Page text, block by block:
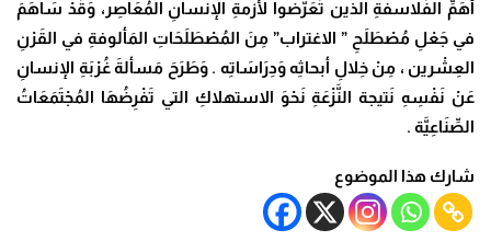
أهَمِّ الفَلاسفةِ الذين تَعَرَّضوا لأزمةِ الإنسانِ المُعَاصِر، وَقَدْ سَاهَمَ
في جَعْلِ مُصْطَلَحِ ” الاغتراب” مِنَ المُصْطَلَحَاتِ المَألوفةِ في القَرْنِ
العِشْرين ، مِنْ خِلالِ أبحاثِه وَدِرَاسَاتِه . وَطَرَحَ مَسألةَ غُرْبَةِ الإنسانِ
عَنْ نَفْسِهِ نَتيجة النَّزْعَةِ نَحْوَ الاستهلاكِ التي تَفْرِضُهَا المُجْتَمَعَاتُ
الصِّنَاعِيَّة .
شارك هذا الموضوع